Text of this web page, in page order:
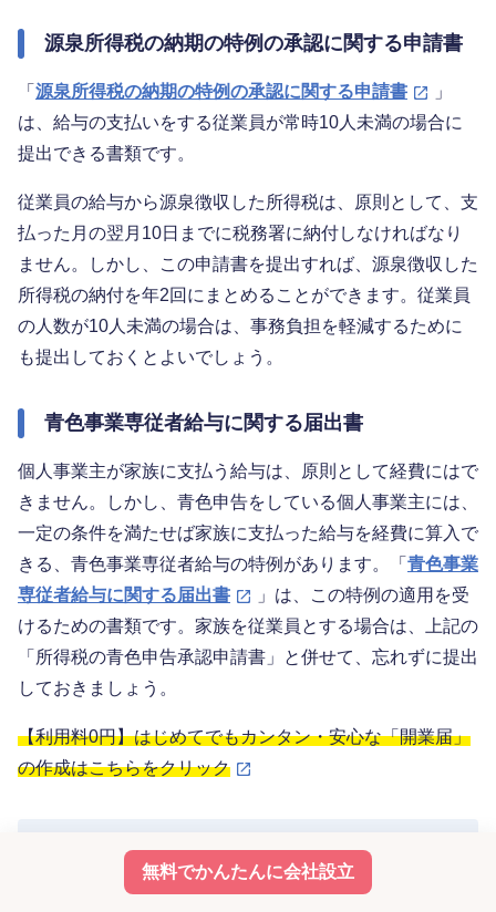
無料でかんたんに会社設立
源泉所得税の納期の特例の承認に関する申請書
「 源泉所得税の納期の特例の承認に関する申請書
」
は、給与の支払いをする従業員が常時10人未満の場合に
提出できる書類です。
従業員の給与から源泉徴収した所得税は、原則として、支
払った月の翌月10日までに税務署に納付しなければなり
ません。しかし、この申請書を提出すれば、源泉徴収した
所得税の納付を年2回にまとめることができます。従業員
の人数が10人未満の場合は、事務負担を軽減するために
も提出しておくとよいでしょう。
青色事業専従者給与に関する届出書
個人事業主が家族に支払う給与は、原則として経費にはで
きません。しかし、青色申告をしている個人事業主には、
一定の条件を満たせば家族に支払った給与を経費に算入で
きる、青色事業専従者給与の特例があります。「 青色事業
専従者給与に関する届出書
」は、この特例の適用を受
けるための書類です。家族を従業員とする場合は、上記の
「所得税の青色申告承認申請書」と併せて、忘れずに提出
しておきましょう。
【利用料0円】はじめてでもカンタン・安心な「開業届」
の作成はこちらをクリック
開業届や確定申告を手軽に行う方法